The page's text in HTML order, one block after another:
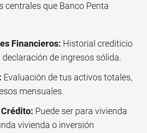
centrales que Banco Penta
Financieros: Historial crediticio
de ingresos sólida.
Evaluación de tus activos totales,
mensuales.
Puede ser para vivienda
vivienda o inversión